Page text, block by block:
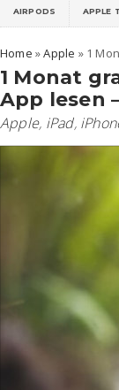
AIRPODS APPLE
Home »Apple » 1
1 Monat
App lesen
Apple, iPad,